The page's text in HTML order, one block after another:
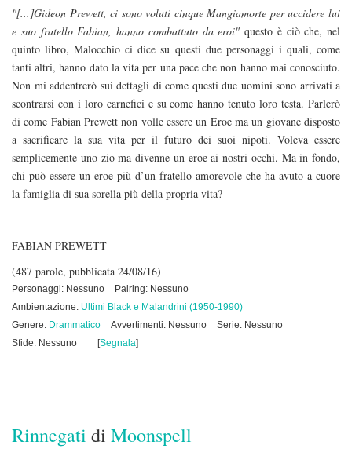
"[...]Gideon Prewett, ci sono voluti cinque Mangiamorte per uccidere lui
e suo fratello Fabian, hanno combattuto da eroi" questo è ciò che, nel
quinto libro, Malocchio ci dice su questi due personaggi i quali, come
tanti altri, hanno dato la vita per una pace che non hanno mai conosciuto.
Non mi addentrerò sui dettagli di come questi due uomini sono arrivati a
scontrarsi con i loro carnefici e su come hanno tenuto loro testa. Parlerò
di come Fabian Prewett non volle essere un Eroe ma un giovane disposto
a sacrificare la sua vita per il futuro dei suoi nipoti. Voleva essere
semplicemente uno zio ma divenne un eroe ai nostri occhi. Ma in fondo,
chi può essere un eroe più d’un fratello amorevole che ha avuto a cuore
la famiglia di sua sorella più della propria vita?
FABIAN PREWETT
(487 parole, pubblicata 24/08/16)
Personaggi: Nessuno
Pairing: Nessuno
Ambientazione: Ultimi Black e Malandrini (1950-1990)
Genere: Drammatico Avvertimenti: Nessuno
Serie: Nessuno
Sfide: Nessuno
[Segnala]
Rinnegati di Moonspell